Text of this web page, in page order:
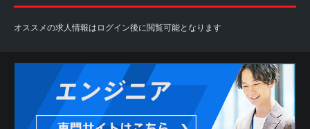
オススメの求人情報はログイン後に閲覧可能となります